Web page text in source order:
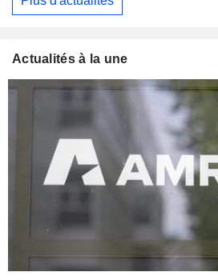
Actualités à la une